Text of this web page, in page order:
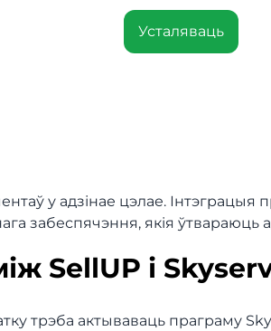
Усталяваць
у адзінае цэлае.
забеспячэння, якія
SellUP і
трэба актываваць праграму